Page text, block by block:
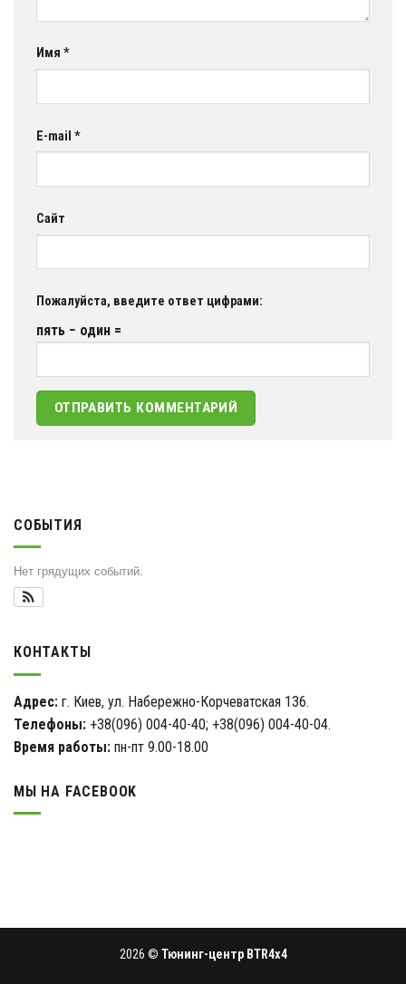
Имя *
E-mail *
Сайт
Пожалуйста, введите ответ цифрами:
пять − один =
СОБЫТИЯ
Нет грядущих событий.
КОНТАКТЫ
Адрес: г. Киев, ул. Набережно-Корчеватская 136.
Телефоны: +38(096) 004-40-40; +38(096) 004-40-04.
Время работы: пн-пт 9.00-18.00
МЫ НА FACEBOOK
2026 © Тюнинг-центр BTR4x4